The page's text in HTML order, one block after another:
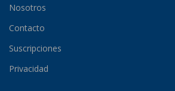
Nosotros
Contacto
Suscripciones
Privacidad